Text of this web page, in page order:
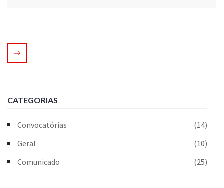
CATEGORIAS
Convocatórias
(14)
Geral
(10)
Comunicado
(25)